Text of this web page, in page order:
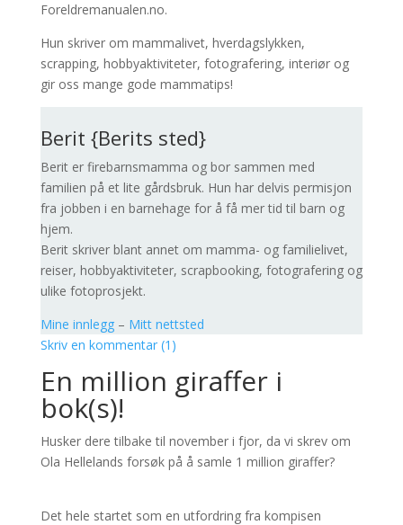
Foreldremanualen.no.
Hun skriver om mammalivet, hverdagslykken,
scrapping, hobbyaktiviteter, fotografering, interiør og
gir oss mange gode mammatips!
Berit {Berits sted}
Berit er firebarnsmamma og bor sammen med
familien på et lite gårdsbruk. Hun har delvis permisjon
fra jobben i en barnehage for å få mer tid til barn og
hjem.
Berit skriver blant annet om mamma- og familielivet,
reiser, hobbyaktiviteter, scrapbooking, fotografering og
ulike fotoprosjekt.
Mine innlegg– Mitt nettsted
Skriv en kommentar (1)
En million giraffer i
bok(s)!
Husker dere tilbake til november i fjor, da vi skrev om
Ola Hellelands forsøk på å samle 1 million giraffer?
Det hele startet som en utfordring fra kompisen